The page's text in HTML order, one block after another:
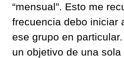
“mensual”. Esto me
frecuencia debo iniciar
ese grupo en
un objetivo de una